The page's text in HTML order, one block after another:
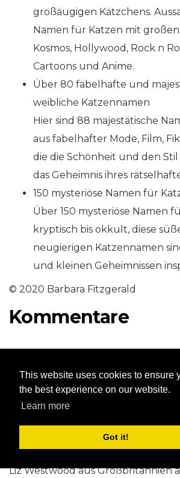
This website uses cookies to ensure
the best experience on our website.
Learn more
Got it!
großäugigen Kätzchens.
Namen für Katzen mit
Kosmos, Hollywood, Rock n
Cartoons und Anime.
Über 80 fabelhafte und
weibliche Katzennamen
Hier sind 88 majestätische
aus fabelhafter Mode, Film,
die die Schönheit und den
das Geheimnis ihres
150 mysteriöse Namen für
Über 150 mysteriöse Namen
kryptisch bis okkult, diese
neugierigen Katzennamen
und kleinen Geheimnissen
© 2020 Barbara Fitzgerald
Kommentare
21.10.2020:
Hallo Liz: Vielen Dank für Ihren
Künstlernamen wie Leadbelly für
und Nappy Brown für ein kleines
Liz Westwood aus Großbritannien